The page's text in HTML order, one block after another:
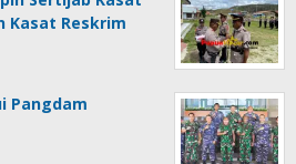
Kasat Reskrim
Pangdam